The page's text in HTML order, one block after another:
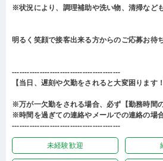
※状況により、調理補助や洗い物、清掃など
明るく笑顔で接客出来る方からのご応募お待
-------------------------------------------
【当日、遅刻や欠勤をされると大変困りま
※万が一欠勤をされる場合、必ず【勤務時間
※時間を過ぎての連絡やメールでの連絡の場
-------------------------------------------
未経験歓迎